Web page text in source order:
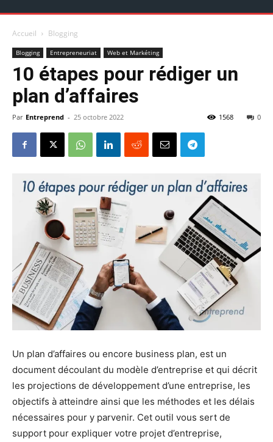
Accueil Blogging
Blogging Entrepreneuriat Web et Markéting
10 étapes pour rédiger un
plan d’affaires
Par Entreprend - 25 octobre 2022 0
1568
Un plan d’affaires ou encore business plan, est un
document découlant du modèle d’entreprise et qui décrit
les projections de développement d’une entreprise, les
objectifs à atteindre ainsi que les méthodes et les délais
nécessaires pour y parvenir. Cet outil vous sert de
support pour expliquer votre projet d’entreprise,